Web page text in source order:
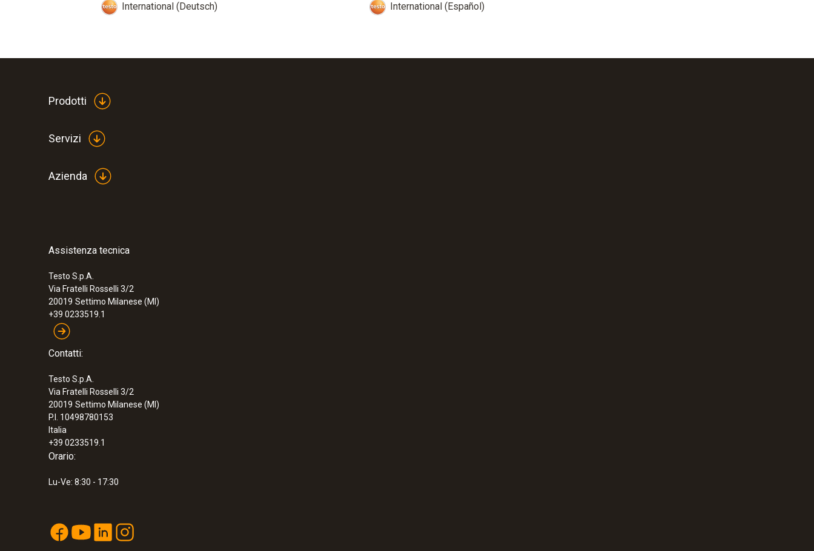
International (Deutsch) International (Español)
Prodotti
Servizi
Azienda
Assistenza tecnica
Testo S.p.A.
Via Fratelli Rosselli 3/2
20019 Settimo Milanese (MI)
+39 0233519.1
Contatti:
Testo S.p.A.
Via Fratelli Rosselli 3/2
20019 Settimo Milanese (MI)
P.I. 10498780153
Italia
+39 0233519.1
Orario:
Lu-Ve: 8:30 - 17:30